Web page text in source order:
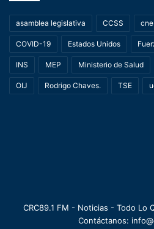
asamblea legislativa CCSS cne
COVID-19 Estados Unidos
INS MEP Ministerio de Salud
OIJ Rodrigo Chaves. TSE
CRC89.1 FM - Noticias - Todo Lo
Contáctanos: